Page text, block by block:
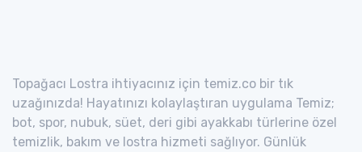
Topağacı Lostra ihtiyacınız için temiz.co bir tık
uzağınızda! Hayatınızı kolaylaştıran uygulama Temiz;
bot, spor, nubuk, süet, deri gibi ayakkabı türlerine özel
temizlik, bakım ve lostra hizmeti sağlıyor. Günlük